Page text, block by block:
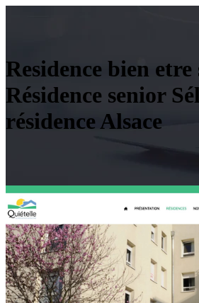
Residence bien etre
Résidence senior
résidence Alsace